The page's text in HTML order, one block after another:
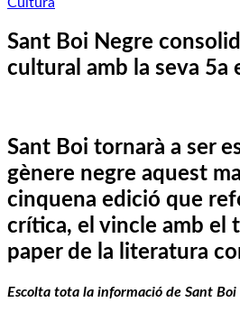
Sant Boi Negre
cultural amb la seva 5a
Sant Boi tornarà a ser
gènere negre aquest
cinquena edició que
crítica, el vincle amb el
paper de la literatura
Escolta tota la informació de Sant Boi